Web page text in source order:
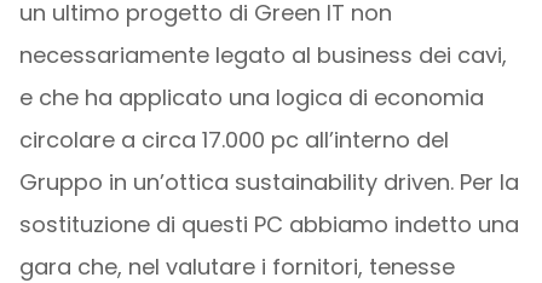
un ultimo progetto di Green IT non
necessariamente legato al business dei cavi,
e che ha applicato una logica di economia
circolare a circa 17.000 pc all’interno del
Gruppo in un’ottica sustainability driven. Per la
sostituzione di questi PC abbiamo indetto una
gara che, nel valutare i fornitori, tenesse